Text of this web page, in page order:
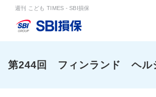
週刊 こども TIMES - SBI損保
第244回 フィンランド ヘル